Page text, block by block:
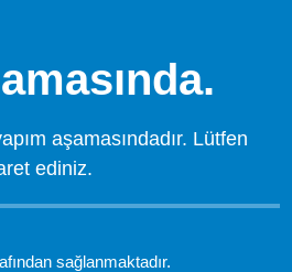
aşamasındadır. Lütfen
ediniz.
sağlanmaktadır.